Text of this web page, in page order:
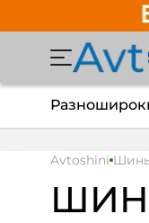
Avtoshini